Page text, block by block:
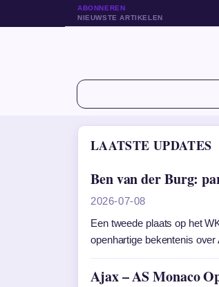
ABONNEREN
NIEUWSTE ARTIKELEN
LAATSTE UPDATES
Ben van der Burg:
2026-07-08
Een tweede plaats op het
openhartige bekentenis
Ajax – AS Monaco